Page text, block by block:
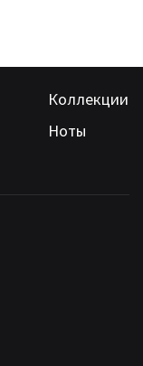
Коллекции
Ноты